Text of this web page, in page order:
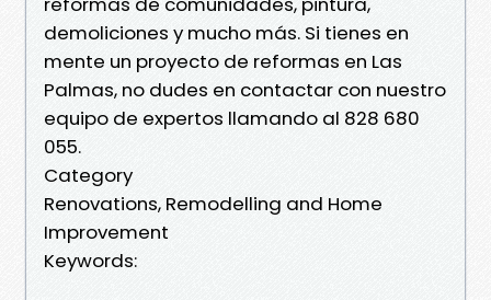
demoliciones y mucho más. Si tienes en
mente un proyecto de reformas en Las
Palmas, no dudes en contactar con nuestro
equipo de expertos llamando al 828 680
055.
Category
Renovations, Remodelling and Home
Improvement
Keywords: